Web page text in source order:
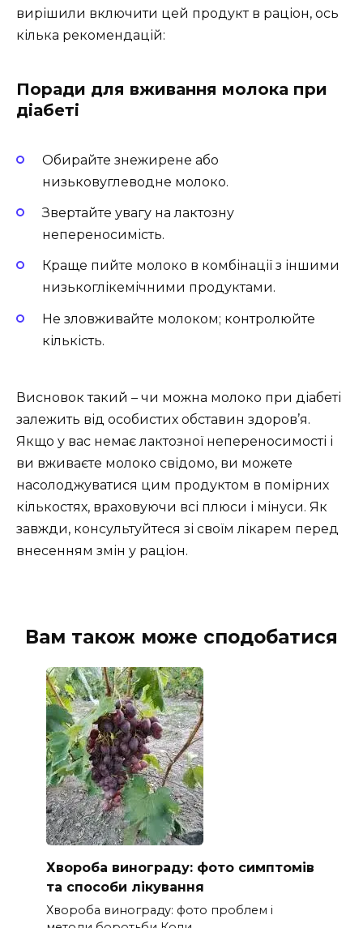
вирішили включити цей продукт в раціон, ось
кілька рекомендацій:
Поради для вживання молока при
діабеті
Обирайте знежирене або
низьковуглеводне молоко.
Звертайте увагу на лактозну
непереносимість.
Краще пийте молоко в комбінації з іншими
низькоглікемічними продуктами.
Не зловживайте молоком; контролюйте
кількість.
Висновок такий – чи можна молоко при діабеті
залежить від особистих обставин здоров’я.
Якщо у вас немає лактозної непереносимості і
ви вживаєте молоко свідомо, ви можете
насолоджуватися цим продуктом в помірних
кількостях, враховуючи всі плюси і мінуси. Як
завжди, консультуйтеся зі своїм лікарем перед
внесенням змін у раціон.
Вам також може сподобатися
Хвороба винограду: фото симптомів
та способи лікування
Хвороба винограду: фото проблем і